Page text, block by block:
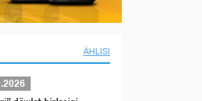
ÄHLISI